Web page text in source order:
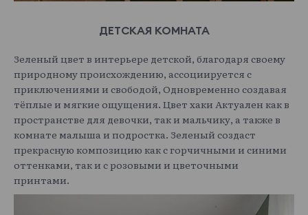
ДЕТСКАЯ КОМНАТА
Зеленый цвет в интерьере детской, благодаря своему
природному происхождению, ассоциируется с
приключениями и свободой, Одновременно создавая
тёплые и мягкие ощущения. Цвет хаки Актуален как в
пространстве для девочки, так и мальчику, а также в
комнате малыша и подростка. Зеленый создаст
прекрасную композицию как с горчичными и синими
оттенками, так и с розовыми и цветочными
принтами.